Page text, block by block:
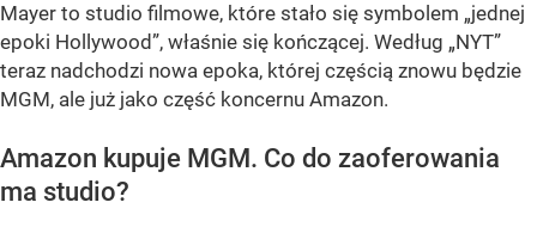
Mayer to studio filmowe, które stało się symbolem „jednej
epoki Hollywood”, właśnie się kończącej. Według „NYT”
teraz nadchodzi nowa epoka, której częścią znowu będzie
MGM, ale już jako część koncernu Amazon.
Amazon kupuje MGM. Co do zaoferowania
ma studio?